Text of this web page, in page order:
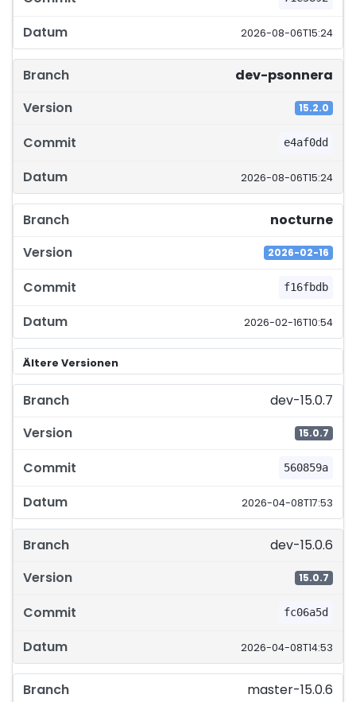
2026-08-06T15:24
dev-psonnera
15.2.0
e4af0dd
2026-08-06T15:24
nocturne
2026-02-16
f16fbdb
2026-02-16T10:54
Ältere Versionen
dev-15.0.7
15.0.7
560859a
2026-04-08T17:53
dev-15.0.6
15.0.7
fc06a5d
2026-04-08T14:53
master-15.0.6